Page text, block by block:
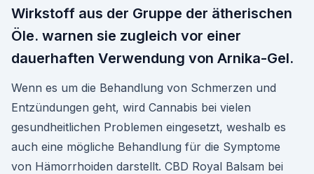
Wirkstoff aus der Gruppe der ätherischen
Öle. warnen sie zugleich vor einer
dauerhaften Verwendung von Arnika-Gel.
Wenn es um die Behandlung von Schmerzen und
Entzündungen geht, wird Cannabis bei vielen
gesundheitlichen Problemen eingesetzt, weshalb es
auch eine mögliche Behandlung für die Symptome
von Hämorrhoiden darstellt. CBD Royal Balsam bei